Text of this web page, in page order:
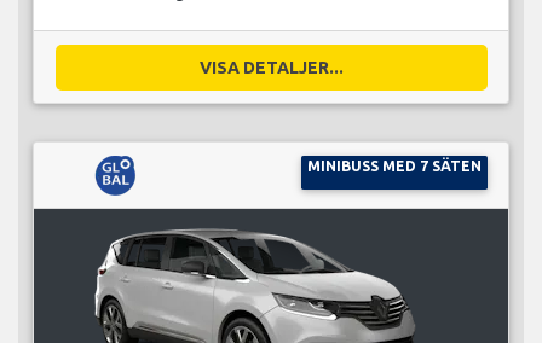
VISA DETALJER...
MINIBUSS MED 7 SÄTEN